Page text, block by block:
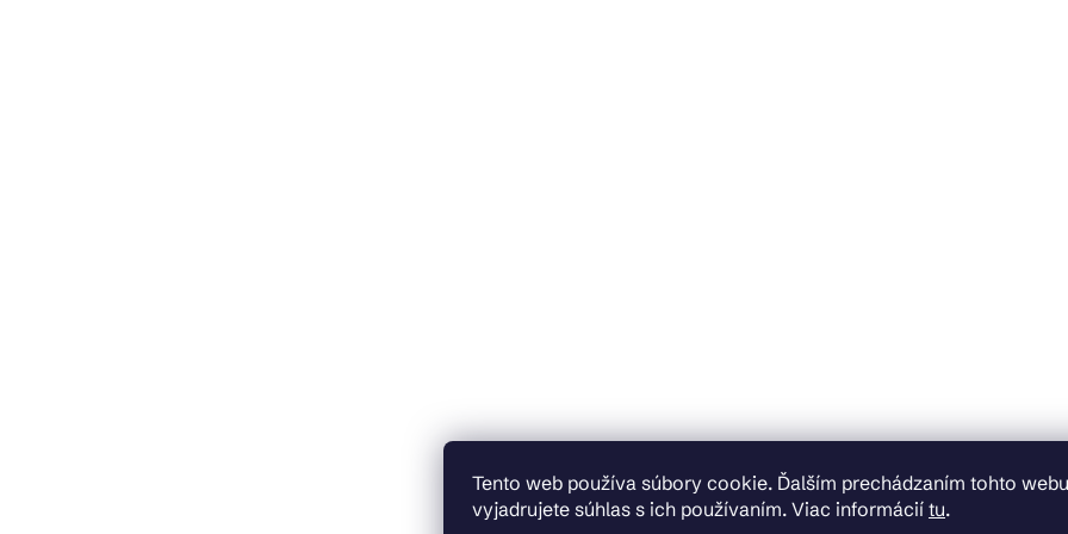
Tento web používa súbory cookie. Ďalším prechádzaním tohto webu
vyjadrujete súhlas s ich používaním. Viac informácií tu.